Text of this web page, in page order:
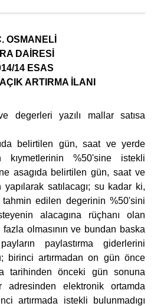
OSMANELİ
DAİRESİ
14 ESAS
ARTIRMA İLANI
degerleri yazılı mallar satısa
belirtilen gün, saat ve yerde
%50'sine istekli
asagıda belirtilen gün, saat ve
yapılarak satılacagı; su kadar ki,
tahmin edilen degerinin %50'sini
alacagına rüçhanı olan
fazla olmasının ve bundan baska
paylastırma giderlerini
birinci artırmadan on gün önce
tarihinden önceki gün sonuna
adresinden elektronik ortamda
artırmada istekli bulunmadıgı